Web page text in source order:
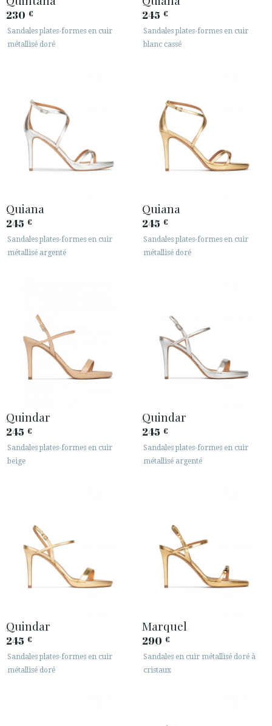
230 €
Sandales plates-formes en cuir
métallisé doré
245 €
Sandales plates-formes en cuir
blanc cassé
Quiana
245 €
Sandales plates-formes en cuir
métallisé argenté
Quiana
245 €
Sandales plates-formes en cuir
métallisé doré
Quindar
245 €
Sandales plates-formes en cuir
beige
Quindar
245 €
Sandales plates-formes en cuir
métallisé argenté
Quindar
245 €
Sandales plates-formes en cuir
métallisé doré
Marquel
290 €
Sandales en cuir métallisé doré à
cristaux